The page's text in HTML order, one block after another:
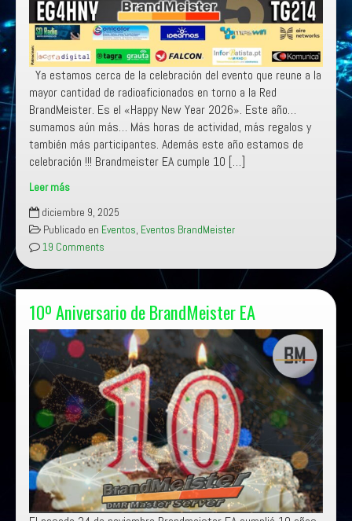
Ya estamos cerca de la celebración del evento que reune a la
mayor cantidad de radioaficionados en torno a la Red
BrandMeister. Es el «Happy New Year 2026». Este año…
sumamos aún más… Más horas de actividad, más regalos y
también más participantes. Además este año estamos de
celebración !!! Brandmeister EA cumple 10 […]
Happy
New
Year
2026
diciembre 9, 2025
,
10º Aniversario de BrandMeister EA